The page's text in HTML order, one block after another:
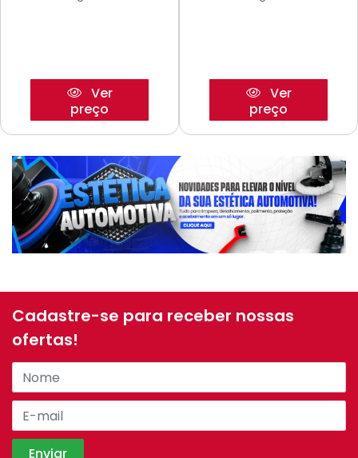
Ver
preço
Ver
preço
Cadastre-se para receber nossas
ofertas!